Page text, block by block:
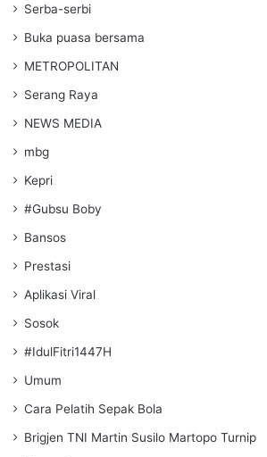
Serba-serbi
Buka puasa bersama
METROPOLITAN
Serang Raya
NEWS MEDIA
mbg
Kepri
#Gubsu Boby
Bansos
Prestasi
Aplikasi Viral
Sosok
#IdulFitri1447H
Umum
Cara Pelatih Sepak Bola
Brigjen TNI Martin Susilo Martopo Turnip